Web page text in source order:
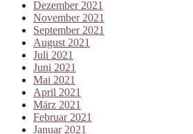
Dezember 2021
November 2021
September 2021
August 2021
Juli 2021
Juni 2021
Mai 2021
April 2021
März 2021
Februar 2021
Januar 2021